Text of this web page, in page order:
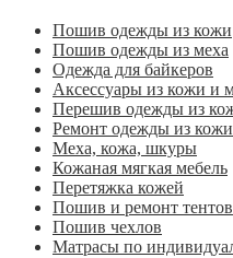
Пошив одежды из кожи
Пошив одежды из меха
Одежда для байкеров
Аксессуары из кожи и
Перешив одежды из
Ремонт одежды из
Меха, кожа, шкуры
Кожаная мягкая мебель
Перетяжка кожей
Пошив и ремонт тентов
Пошив чехлов
Матрасы по